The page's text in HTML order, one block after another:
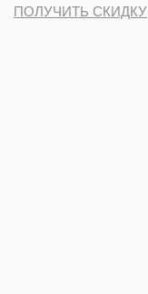
ПОЛУЧИТЬ СКИДКУ